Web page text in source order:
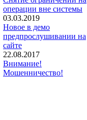
операции вне системы
03.03.2019
Новое в демо
предпрослушивании на
сайте
22.08.2017
Внимание!
Мошенничество!